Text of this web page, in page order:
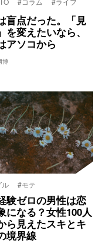
盲点だった。「見
を変えたいなら、
アソコから
博
ル #モテ
験ゼロの男性は恋
になる？女性100人
ら見えたスキとキ
境界線